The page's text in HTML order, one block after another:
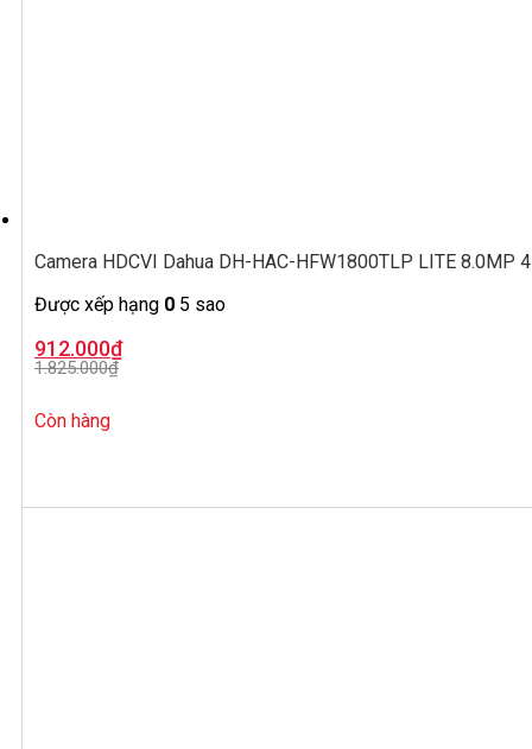
Camera HDCVI Dahua DH-HAC-HFW1800TLP LITE 8.0MP
Được xếp hạng 0 5 sao
1.825.000₫
Giá
gốc
là:
912.000₫
Giá
hiện
tại
912.000₫.
Còn hàng